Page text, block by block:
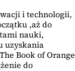
i technologii,
,aż do
nauki,
uzyskania
Book of Orange
do